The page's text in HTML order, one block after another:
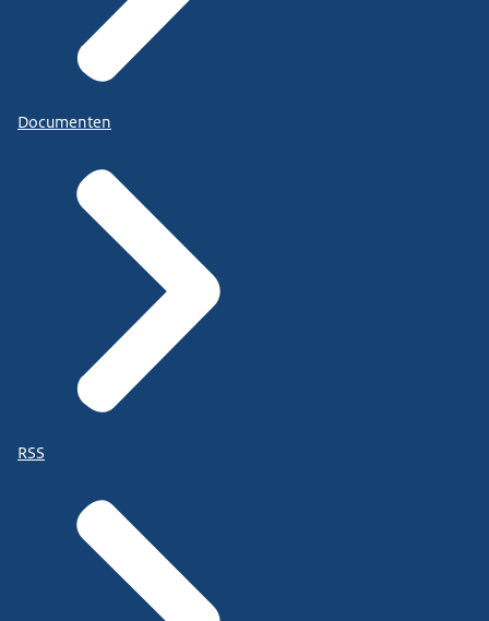
Documenten
RSS